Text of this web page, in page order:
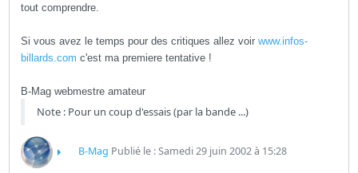
tout comprendre.
Si vous avez le temps pour des critiques allez voirwww.infos-
billards.comc'est ma premiere tentative !
B-Mag webmestre amateur
Note : Pour un coup d'essais (par la bande ...)
B-Mag Publié le : Samedi 29 juin 2002 à 15:28